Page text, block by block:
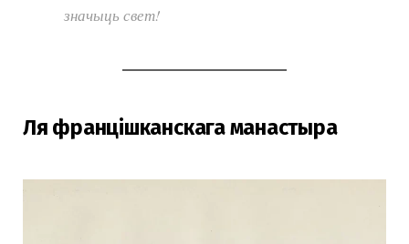
значыць свет!
Ля францішканскага манастыра